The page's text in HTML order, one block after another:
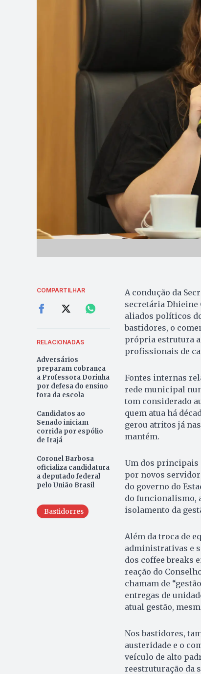
COMPARTILHAR
RELACIONADAS
Adversários
preparam cobrança
a Professora Dorinha
por defesa do ensino
fora da escola
Candidatos ao
Senado iniciam
corrida por espólio
de Irajá
Coronel Barbosa
oficializa candidatura
a deputado federal
pelo União Brasil
Bastidorres
A condução da
secretária Dhieine
aliados políticos
bastidores, o
própria estrutura
profissionais de
Fontes internas
rede municipal
tom considerado
quem atua há
gerou atritos já
mantém.
Um dos principais
por novos
do governo do
do funcionalismo,
isolamento da
Além da troca de
administrativas e
dos coffee breaks
reação do
chamam de
entregas de
atual gestão,
Nos bastidores,
austeridade e o
veículo de alto
reestruturação da